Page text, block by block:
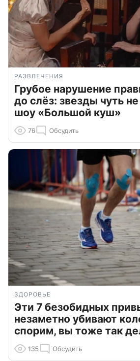
РАЗВЛЕЧЕНИЯ
Грубое нарушение
до слёз: звезды чуть
шоу «Большой куш»
76 Обсудить
ЗДОРОВЬЕ
Эти 7 безобидных
незаметно убивают
спорим, вы тоже так
135 Обсудить